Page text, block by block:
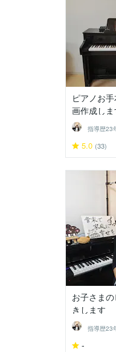
ピアノお
画作成しま
5.0 (33)
お子さま
きします
-